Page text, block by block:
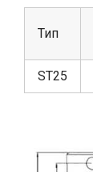
Тип
ST25